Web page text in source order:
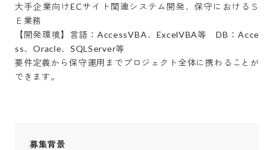
大手企業向けECサイト関連システム開発、保守におけるＳ
Ｅ業務
【開発環境】言語：AccessVBA、ExcelVBA等　DB：Acce
ss、Oracle、SQLServer等
要件定義から保守運用までプロジェクト全体に携わることが
できます。
募集背景